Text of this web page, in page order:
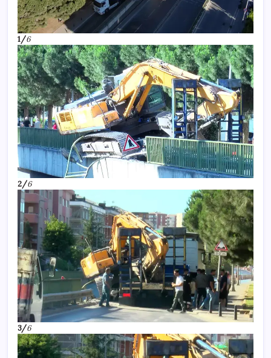
1/6
2/6
3/6